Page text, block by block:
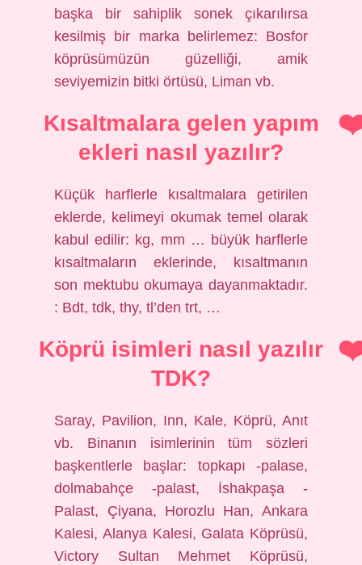
başka bir sahiplik sonek çıkarılırsa
kesilmiş bir marka belirlemez: Bosfor
köprüsümüzün güzelliği, amik
seviyemizin bitki örtüsü, Liman vb.
Kısaltmalara gelen yapım
ekleri nasıl yazılır?
Küçük harflerle kısaltmalara getirilen
eklerde, kelimeyi okumak temel olarak
kabul edilir: kg, mm … büyük harflerle
kısaltmaların eklerinde, kısaltmanın
son mektubu okumaya dayanmaktadır.
: Bdt, tdk, thy, tl’den trt, …
Köprü isimleri nasıl yazılır
TDK?
Saray, Pavilion, Inn, Kale, Köprü, Anıt
vb. Binanın isimlerinin tüm sözleri
başkentlerle başlar: topkapı -palase,
dolmabahçe -palast, İshakpaşa -
Palast, Çiyana, Horozlu Han, Ankara
Kalesi, Alanya Kalesi, Galata Köprüsü,
Victory Sultan Mehmet Köprüsü,